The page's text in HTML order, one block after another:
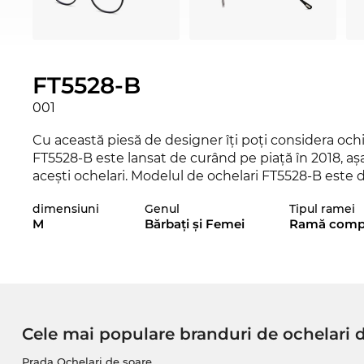
FT5528-B
001
Cu această piesă de designer îţi poţi considera
FT5528-B este lansat de curând pe piaţă în 2018,
aceşti ochelari. Modelul de ochelari FT5528-B
Acest model care poartă semnătura Tom Fordeste
la orice şi conferă stil oricărei ţinute. Fie la birou, în
întotdeauna.
dimensiuni
M
Genul
Bărbaţi şi Femei
Tipul ramei
Ramă
Cele mai populare branduri de ochelari